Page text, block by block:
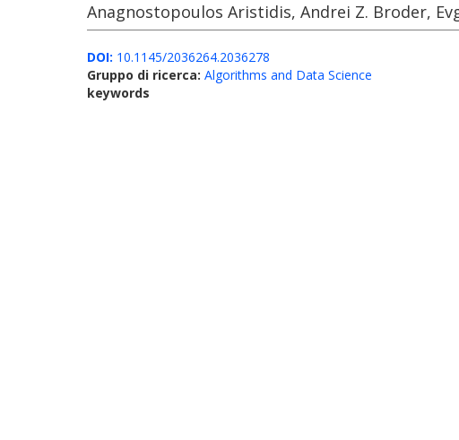
Anagnostopoulos Aristidis, Andrei Z. Broder,
DOI: 10.1145/2036264.2036278
Gruppo di ricerca: Algorithms and Data Science
keywords